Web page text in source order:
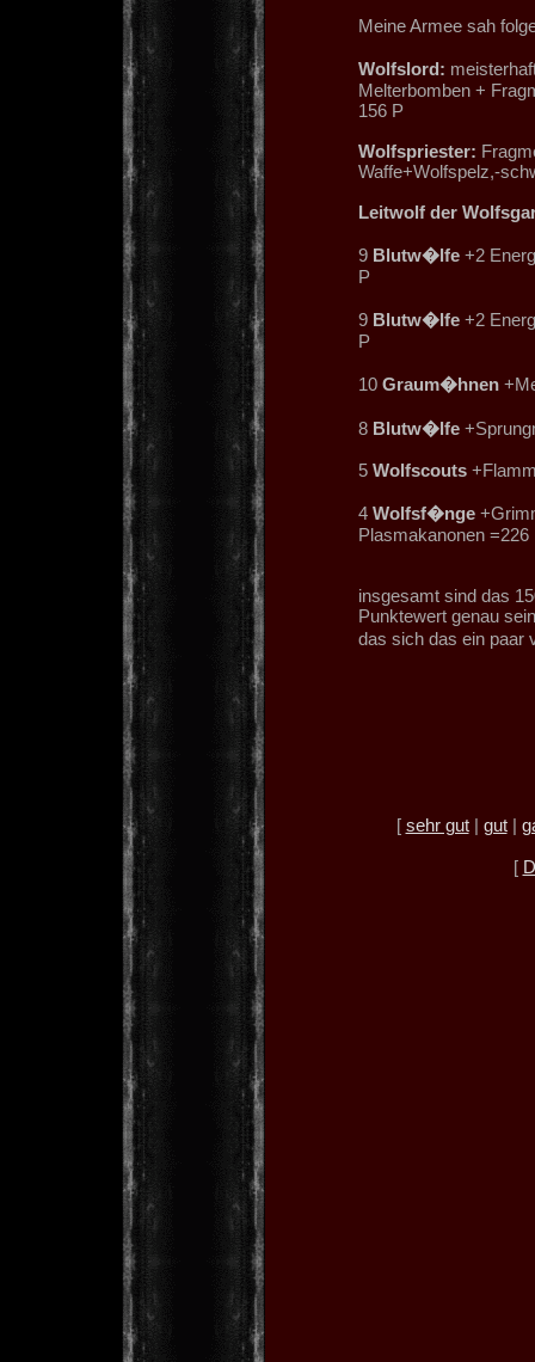
Meine Armee sah
Wolfslord:
Melterbomben +
156 P
Wolfspriester:
Waffe+Wolfspelz,-
Leitwolf der
9 Blutw�lfe+2
P
9 Blutw�lfe+2
P
10 Graum�hnen
8 Blutw�lfe
5 Wolfscouts
4 Wolfsf�nge
Plasmakanonen =226
insgesamt sind das
Punktewert genau
das sich das ein paar
[ sehr gut| gut|
[